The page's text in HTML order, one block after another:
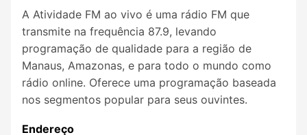
A Atividade FM ao vivo é uma rádio FM que
transmite na frequência 87.9, levando
programação de qualidade para a região de
Manaus, Amazonas, e para todo o mundo como
rádio online. Oferece uma programação baseada
nos segmentos popular para seus ouvintes.
Endereço